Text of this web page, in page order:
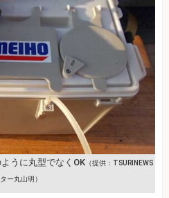
うに丸型でなくOK（提供：TSURINEWS
ー丸山明）